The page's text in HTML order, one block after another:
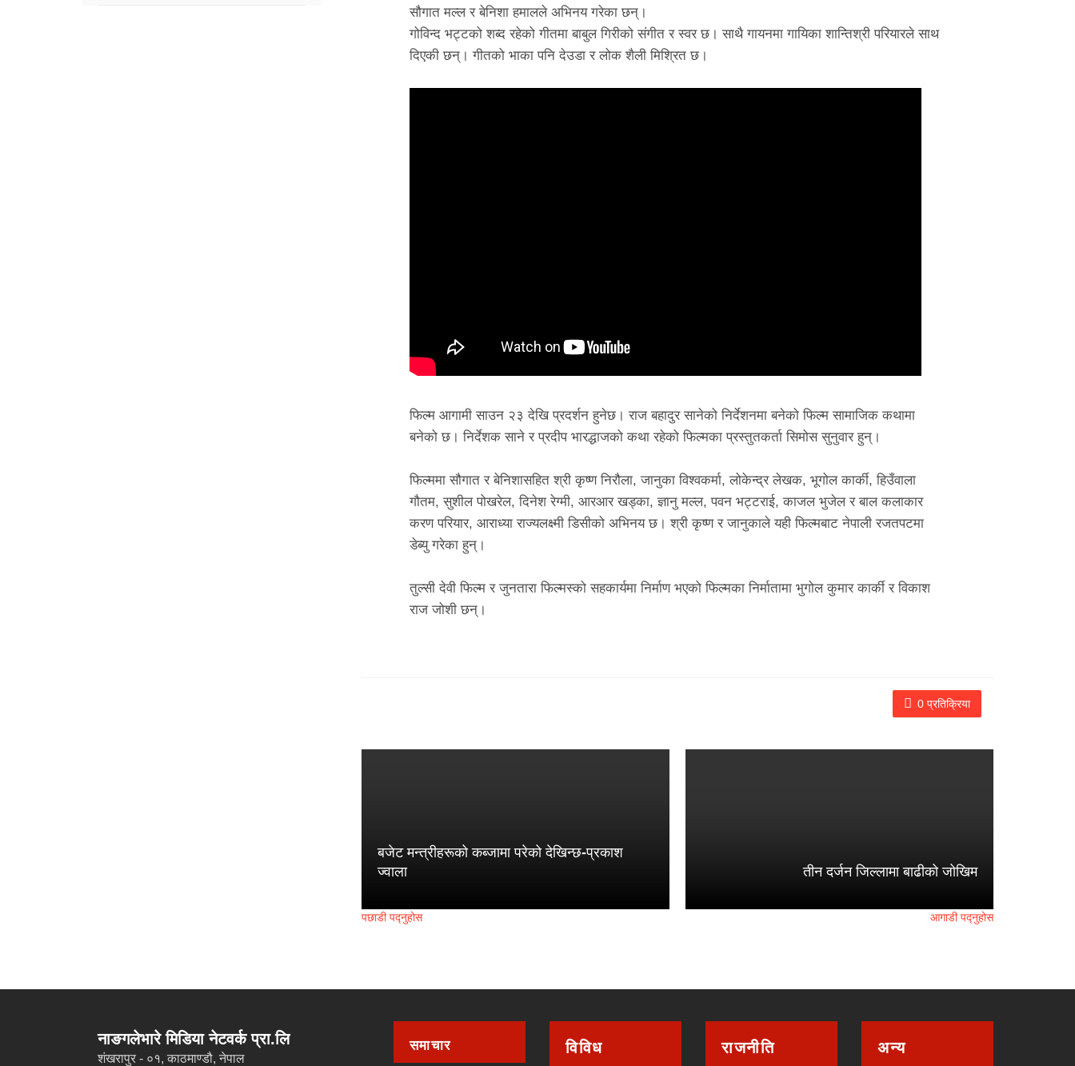
सौगात मल्ल र बेनिशा हमालले अभिनय गरेका छन्।
गोविन्द भट्टको शब्द रहेको गीतमा बाबुल गिरीको संगीत र स्वर छ। साथै गायनमा गायिका शान्तिश्री परियारले साथ
दिएकी छन्। गीतको भाका पनि देउडा र लोक शैली मिश्रित छ।
फिल्म आगामी साउन २३ देखि प्रदर्शन हुनेछ। राज बहादुर सानेको निर्देशनमा बनेको फिल्म सामाजिक कथामा
बनेको छ। निर्देशक साने र प्रदीप भारद्धाजको कथा रहेको फिल्मका प्रस्तुतकर्ता सिमोस सुनुवार हुन्।
फिल्ममा सौगात र बेनिशासहित श्री कृष्ण निरौला, जानुका विश्वकर्मा, लोकेन्द्र लेखक, भूगोल कार्की, हिउँवाला
गौतम, सुशील पोखरेल, दिनेश रेग्मी, आरआर खड्का, ज्ञानु मल्ल, पवन भट्टराई, काजल भुजेल र बाल कलाकार
करण परियार, आराध्या राज्यलक्ष्मी डिसीको अभिनय छ। श्री कृष्ण र जानुकाले यही फिल्मबाट नेपाली रजतपटमा
डेब्यु गरेका हुन्।
तुल्सी देवी फिल्म र जुनतारा फिल्मस्को सहकार्यमा निर्माण भएको फिल्मका निर्मातामा भुगोल कुमार कार्की र विकाश
राज जोशी छन्।
0 प्रतिक्रिया
बजेट मन्त्रीहरूको कब्जामा परेको देखिन्छ-प्रकाश
ज्वाला
पछाडी पद्नुहोस
तीन दर्जन जिल्लामा बाढीको जोखिम
आगाडी पद्नुहोस
नाङगलेभारे मिडिया नेटवर्क प्रा.लि
शंखरापुर - ०१, काठमाण्डौ, नेपाल
समाचार विविध राजनीति अन्य